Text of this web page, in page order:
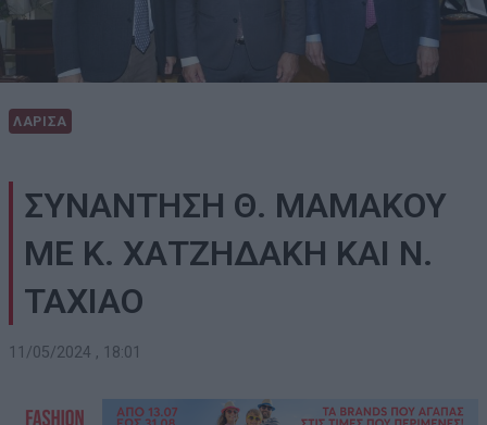
ΛΑΡΙΣΑ
ΣΥΝΑΝΤΗΣΗ Θ. ΜΑΜΑΚΟΥ
ΜΕ Κ. ΧΑΤΖΗΔΑΚΗ ΚΑΙ Ν.
ΤΑΧΙΑΟ
11/05/2024 , 18:01